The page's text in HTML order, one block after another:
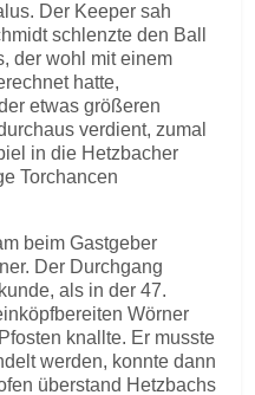
Der Keeper sah
schlenzte den Ball
der wohl mit einem
hatte,
etwas größeren
verdient, zumal
in die Hetzbacher
Torchancen
beim Gastgeber
Der Durchgang
als in der 47.
Wörner
knallte. Er musste
werden, konnte dann
überstand Hetzbachs